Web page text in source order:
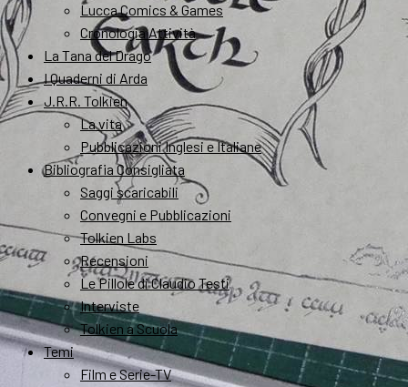
Lucca Comics & Games
Cronologia Attività
La Tana del Drago
I Quaderni di Arda
J.R.R. Tolkien
La vita
Pubblicazioni Inglesi e Italiane
Bibliografia Consigliata
Saggi scaricabili
Convegni e Pubblicazioni
Tolkien Labs
Recensioni
Le Pillole di Claudio Testi
Interviste
Tolkien a Scuola
Temi
Film e Serie-TV